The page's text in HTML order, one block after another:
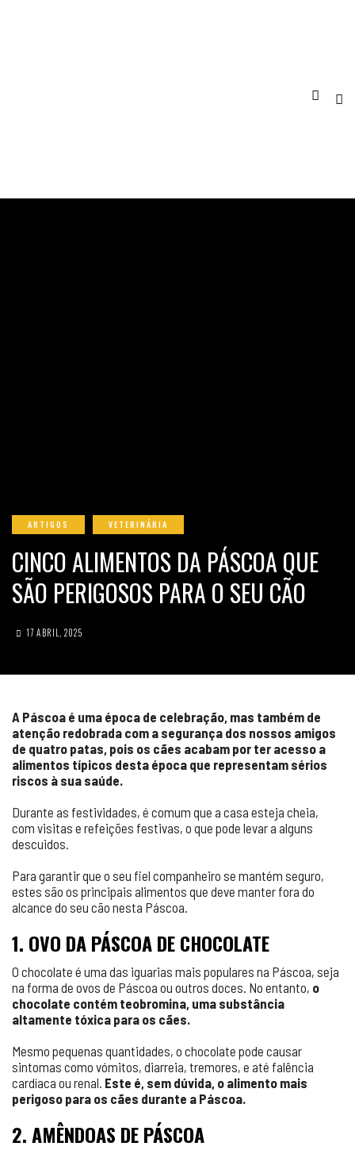
ARTIGOS VETERINÁRIA
CINCO ALIMENTOS DA PÁSCOA QUE
SÃO PERIGOSOS PARA O SEU CÃO
17 ABRIL, 2025
A Páscoa é uma época de celebração, mas também de
atenção redobrada com a segurança dos nossos amigos
de quatro patas, pois os cães acabam por ter acesso a
alimentos típicos desta época que representam sérios
riscos à sua saúde.
Durante as festividades, é comum que a casa esteja cheia,
com visitas e refeições festivas, o que pode levar a alguns
descuidos.
Para garantir que o seu fiel companheiro se mantém seguro,
estes são os principais alimentos que deve manter fora do
alcance do seu cão nesta Páscoa.
1. OVO DA PÁSCOA DE CHOCOLATE
O chocolate é uma das iguarias mais populares na Páscoa, seja
na forma de ovos de Páscoa ou outros doces. No entanto, o
chocolate contém teobromina, uma substância
altamente tóxica para os cães.
Mesmo pequenas quantidades, o chocolate pode causar
sintomas como vómitos, diarreia, tremores, e até falência
cardíaca ou renal. Este é, sem dúvida, o alimento mais
perigoso para os cães durante a Páscoa.
2. AMÊNDOAS DE PÁSCOA